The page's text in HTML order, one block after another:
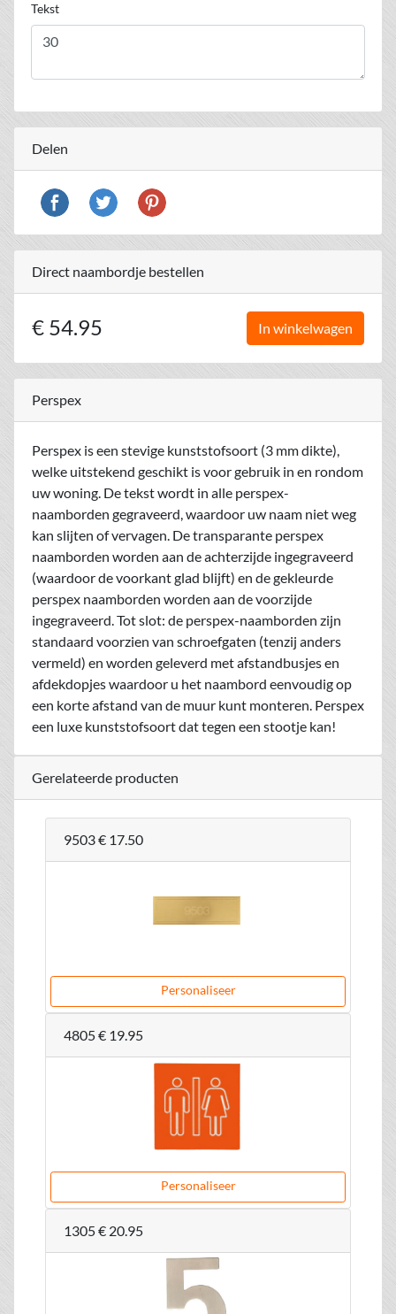
Tekst
Delen
Direct naambordje bestellen
€ 54.95 In winkelwagen
Perspex
Perspex is een stevige kunststofsoort (3 mm dikte),
welke uitstekend geschikt is voor gebruik in en rondom
uw woning. De tekst wordt in alle perspex-
naamborden gegraveerd, waardoor uw naam niet weg
kan slijten of vervagen. De transparante perspex
naamborden worden aan de achterzijde ingegraveerd
(waardoor de voorkant glad blijft) en de gekleurde
perspex naamborden worden aan de voorzijde
ingegraveerd. Tot slot: de perspex-naamborden zijn
standaard voorzien van schroefgaten (tenzij anders
vermeld) en worden geleverd met afstandbusjes en
afdekdopjes waardoor u het naambord eenvoudig op
een korte afstand van de muur kunt monteren. Perspex
een luxe kunststofsoort dat tegen een stootje kan!
Gerelateerde producten
9503€ 17.50
Personaliseer
4805€ 19.95
Personaliseer
1305€ 20.95